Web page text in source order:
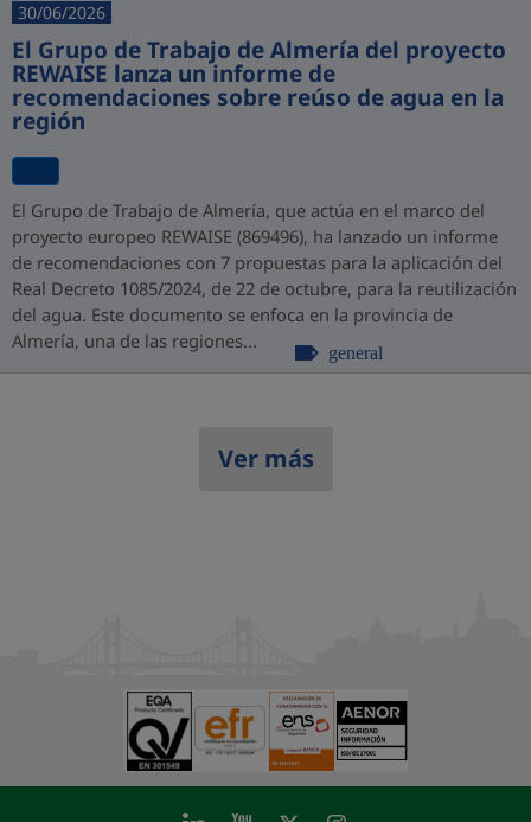
30/06/2026
El Grupo de Trabajo de Almería del proyecto
REWAISE lanza un informe de
recomendaciones sobre reúso de agua en la
región
El Grupo de Trabajo de Almería, que actúa en el marco del
proyecto europeo REWAISE (869496), ha lanzado un informe
de recomendaciones con 7 propuestas para la aplicación del
Real Decreto 1085/2024, de 22 de octubre, para la reutilización
del agua. Este documento se enfoca en la provincia de
Almería, una de las regiones...
general
Ver más